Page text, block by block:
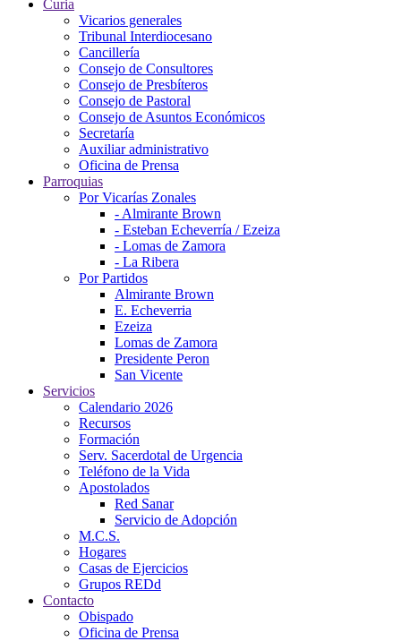
Curia
Vicarios generales
Tribunal Interdiocesano
Cancillería
Consejo de Consultores
Consejo de Presbíteros
Consejo de Pastoral
Consejo de Asuntos Económicos
Secretaría
Auxiliar administrativo
Oficina de Prensa
Parroquias
Por Vicarías Zonales
- Almirante Brown
- Esteban Echeverría / Ezeiza
- Lomas de Zamora
- La Ribera
Por Partidos
Almirante Brown
E. Echeverria
Ezeiza
Lomas de Zamora
Presidente Peron
San Vicente
Servicios
Calendario 2026
Recursos
Formación
Serv. Sacerdotal de Urgencia
Teléfono de la Vida
Apostolados
Red Sanar
Servicio de Adopción
M.C.S.
Hogares
Casas de Ejercicios
Grupos REDd
Contacto
Obispado
Oficina de Prensa